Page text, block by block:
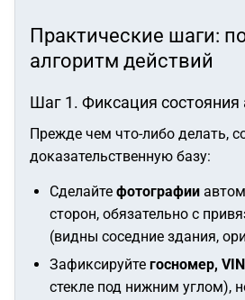
Практические шаги:
алгоритм действий
Шаг 1. Фиксация состояния
Прежде чем что-либо делать,
доказательственную базу:
Сделайте фотографии
сторон, обязательно с
(видны соседние здания,
Зафиксируйте госномер, VIN
стекле под нижним углом),